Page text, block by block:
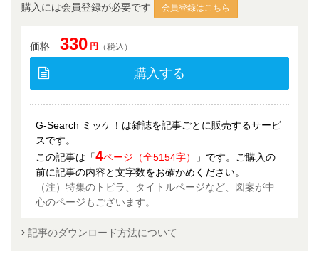
購入には会員登録が必要です 会員登録はこちら
価格 330 円 （税込）
購入する
G-Search ミッケ！は雑誌を記事ごとに販売するサービ
スです。
この記事は「4ページ（全5154字）
」です。ご購入の
前に記事の内容と文字数をお確かめください。
（注）特集のトビラ、タイトルページなど、図案が中
心のページもございます。
記事のダウンロード方法について